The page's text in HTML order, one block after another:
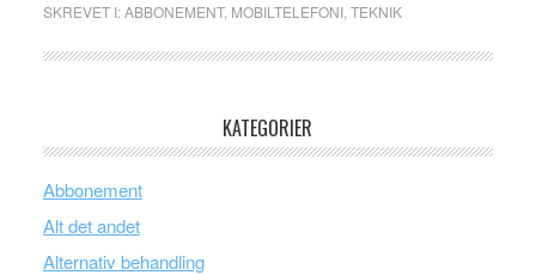
SKREVET I:ABBONEMENT, MOBILTELEFONI, TEKNIK
KATEGORIER
Abbonement
Alt det andet
Alternativ behandling